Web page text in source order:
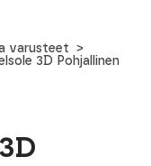
varusteet
3D Pohjallinen